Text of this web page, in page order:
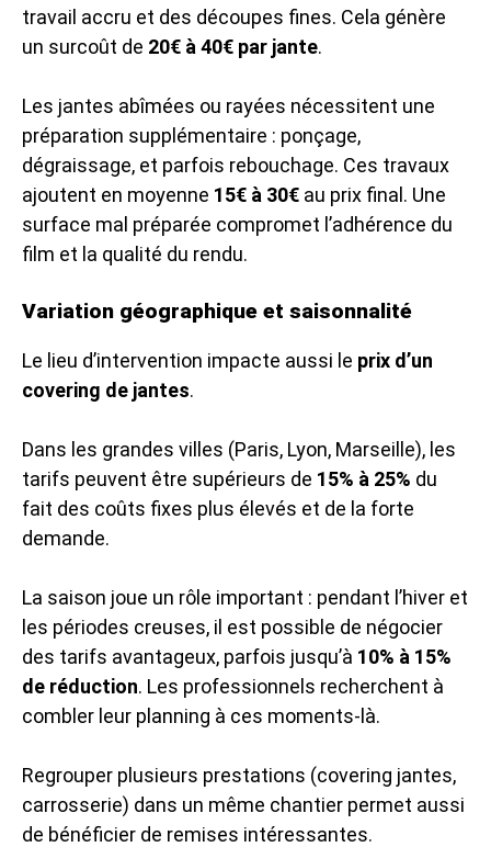
travail accru et des découpes fines. Cela génère
un surcoût de 20€ à 40€ par jante.
Les jantes abîmées ou rayées nécessitent une
préparation supplémentaire : ponçage,
dégraissage, et parfois rebouchage. Ces travaux
ajoutent en moyenne 15€ à 30€ au prix final. Une
surface mal préparée compromet l’adhérence du
film et la qualité du rendu.
Variation géographique et saisonnalité
Le lieu d’intervention impacte aussi le prix d’un
covering de jantes.
Dans les grandes villes (Paris, Lyon, Marseille), les
tarifs peuvent être supérieurs de 15% à 25% du
fait des coûts fixes plus élevés et de la forte
demande.
La saison joue un rôle important : pendant l’hiver et
les périodes creuses, il est possible de négocier
des tarifs avantageux, parfois jusqu’à 10% à 15%
de réduction. Les professionnels recherchent à
combler leur planning à ces moments-là.
Regrouper plusieurs prestations (covering jantes,
carrosserie) dans un même chantier permet aussi
de bénéficier de remises intéressantes.